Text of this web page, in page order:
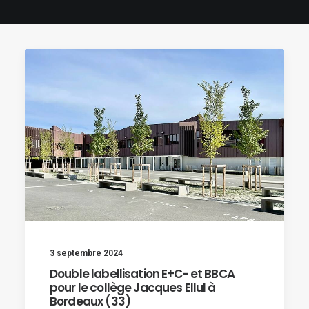
3 septembre 2024
Double labellisation E+C- et BBCA
pour le collège Jacques Ellul à
Bordeaux (33)